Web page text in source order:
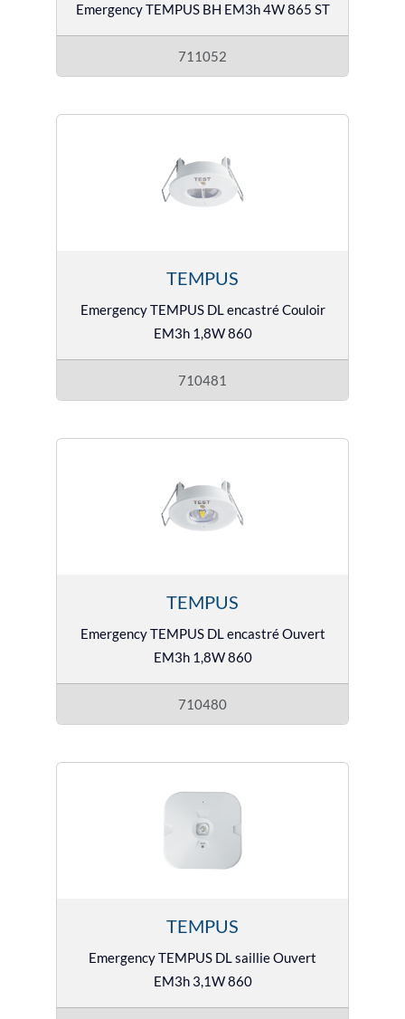
Emergency TEMPUS BH EM3h 4W 865 ST
711052
TEMPUS
Emergency TEMPUS DL encastré Couloir
EM3h 1,8W 860
710481
TEMPUS
Emergency TEMPUS DL encastré Ouvert
EM3h 1,8W 860
710480
TEMPUS
Emergency TEMPUS DL saillie Ouvert
EM3h 3,1W 860